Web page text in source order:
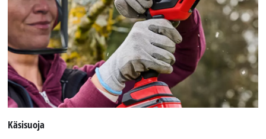
Käsisuoja